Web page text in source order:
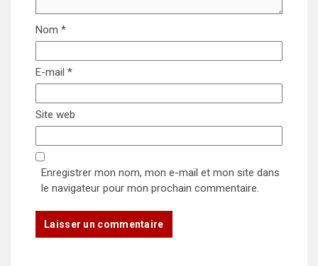
Nom *
E-mail *
Site web
Enregistrer mon nom, mon e-mail et mon site dans
le navigateur pour mon prochain commentaire.